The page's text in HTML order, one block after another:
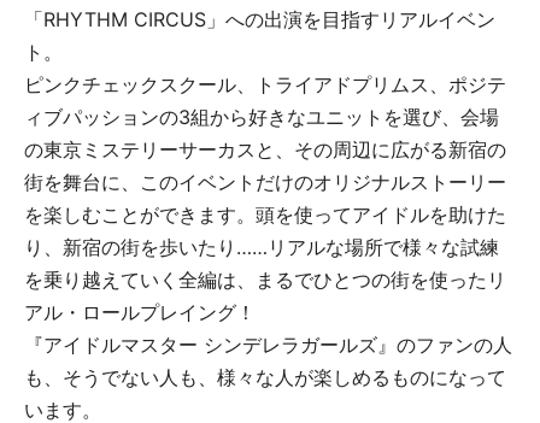
「RHYTHM CIRCUS」への出演を目指すリアルイベン
ト。
ピンクチェックスクール、トライアドプリムス、ポジテ
ィブパッションの3組から好きなユニットを選び、会場
の東京ミステリーサーカスと、その周辺に広がる新宿の
街を舞台に、このイベントだけのオリジナルストーリー
を楽しむことができます。頭を使ってアイドルを助けた
り、新宿の街を歩いたり……リアルな場所で様々な試練
を乗り越えていく全編は、まるでひとつの街を使ったリ
アル・ロールプレイング！
『アイドルマスター シンデレラガールズ』のファンの人
も、そうでない人も、様々な人が楽しめるものになって
います。